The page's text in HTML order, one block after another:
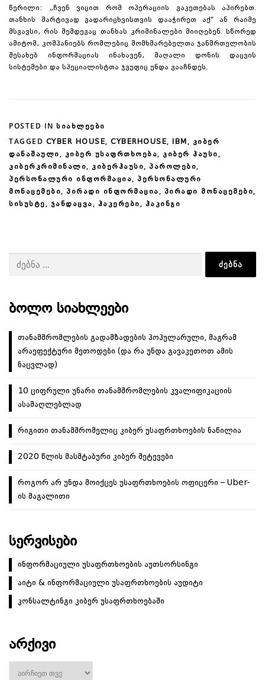
წერილი: „ჩვენ ვიცით რომ ოპერაციის გაკეთებას აპირებთ.
თანხის მარტივად გადარიცხვისთვის დააჭირეთ აქ“ ან რაიმე
მსგავსი, რის შემდეგაც თანხას კრიმინალები მიიღებენ. სწორედ
ამიტომ, კომპანიებს რომლებიც მომხმარებელთა ჯანმრთელობის
შესახებ ინფორმაციას ინახავენ, მაღალი დონის დაცვის
სისტემები და სპეციალისტთა ჯგუფიც უნდა გააჩნდეს.
POSTED IN ᲡᲘᲐᲮᲚᲔᲔᲑᲘ
TAGGED CYBER HOUSE, CYBERHOUSE, IBM , ᲙᲘᲑᲔᲠ
ᲓᲐᲜᲐᲨᲐᲣᲚᲘ, ᲙᲘᲑᲔᲠ ᲣᲡᲐᲤᲠᲗᲮᲝᲔᲑᲐ, ᲙᲘᲑᲔᲠ ᲰᲐᲣᲡᲘ,
ᲙᲘᲑᲔᲠᲙᲠᲘᲛᲘᲜᲐᲚᲘ, ᲙᲘᲑᲔᲠᲰᲐᲣᲡᲘ, ᲞᲐᲠᲝᲚᲔᲑᲘ,
ᲞᲔᲠᲡᲝᲜᲐᲚᲣᲠᲘ ᲘᲜᲤᲝᲠᲛᲐᲪᲘᲐ, ᲞᲔᲠᲡᲝᲜᲐᲚᲣᲠᲘ
ᲛᲝᲜᲐᲪᲔᲛᲔᲑᲘ, ᲞᲘᲠᲐᲓᲘ ᲘᲜᲤᲝᲠᲛᲐᲪᲘᲐ, ᲞᲘᲠᲐᲓᲘ ᲛᲝᲜᲐᲪᲔᲛᲔᲑᲘ,
ᲡᲘᲡᲣᲡᲢᲔ, ᲯᲐᲜᲓᲐᲪᲕᲐ, ᲰᲐᲙᲔᲠᲔᲑᲘ, ᲰᲐᲙᲘᲜᲒᲘ
ძებნა:
ᲑᲝᲚᲝ ᲡᲘᲐᲮᲚᲔᲔᲑᲘ
თანამშრომლების გადამზადების პოპულარული, მაგრამ
არაეფექტური მეთოდები (და რა უნდა გავაკეთოთ ამის
ნაცვლად)
10 ციფრული უნარი თანამშრომლების კვალიფიკაციის
ასამაღლებლად
რიგითი თანამშრომელიც კიბერ უსაფრთხოების ნაწილია
2020 წლის მასშტაბური კიბერ შეტევები
როგორ არ უნდა მოიქცეს უსაფრთხოების ოფიცერი – Uber-
ის მაგალითი
ᲡᲔᲠᲕᲘᲡᲔᲑᲘ
ინფორმაციული უსაფრთხოების აუთსორსინგი
აიტი & ინფორმაციული უსაფრთხოების აუდიტი
კონსალტინგი კიბერ უსაფრთხოებაში
ᲐᲠᲥᲘᲕᲘ